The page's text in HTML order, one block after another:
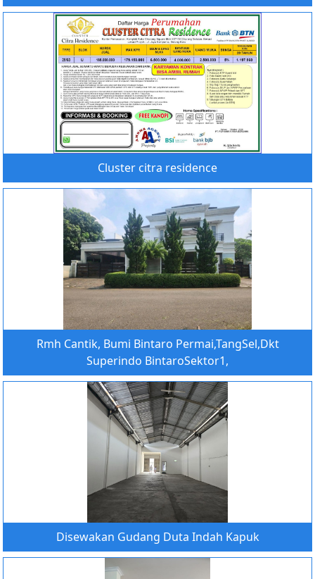
Cluster citra residence
Rmh Cantik, Bumi Bintaro Permai,TangSel,Dkt
Superindo BintaroSektor1,
Disewakan Gudang Duta Indah Kapuk